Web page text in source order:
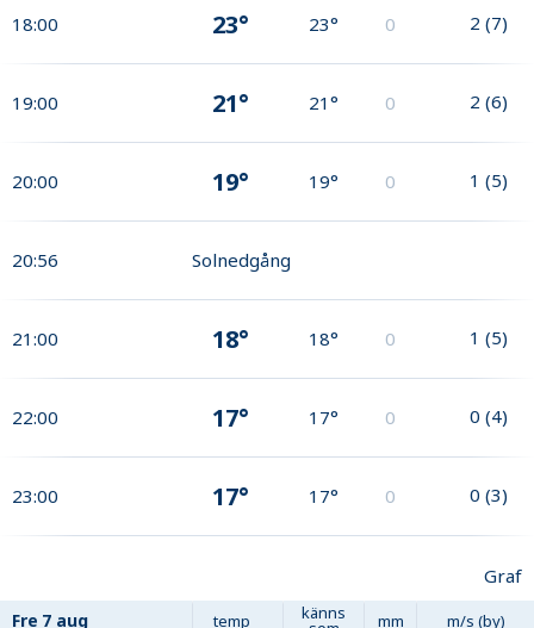
18:00 23° 23° 0 2 (7)
19:00 21° 21° 0 2 (6)
20:00 19° 19° 0 1 (5)
20:56 Solnedgång
21:00 18° 18° 0 1 (5)
22:00 17° 17° 0 0 (4)
23:00 17° 17° 0 0 (3)
Graf
Fre 7 aug temp känns mm m/s (by)